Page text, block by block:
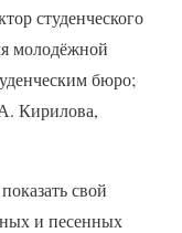
студенческого
молодёжной
бюро;
Кирилова,
свой
и песенных